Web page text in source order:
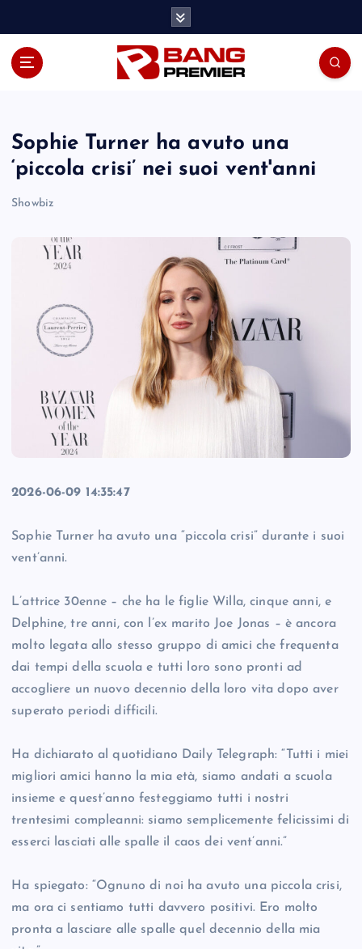
Sophie Turner ha avuto una
‘piccola crisi’ nei suoi vent'anni
Showbiz
2026-06-09 14:35:47
Sophie Turner ha avuto una “piccola crisi” durante i suoi
vent’anni.
L’attrice 30enne – che ha le figlie Willa, cinque anni, e
Delphine, tre anni, con l’ex marito Joe Jonas – è ancora
molto legata allo stesso gruppo di amici che frequenta
dai tempi della scuola e tutti loro sono pronti ad
accogliere un nuovo decennio della loro vita dopo aver
superato periodi difficili.
Ha dichiarato al quotidiano Daily Telegraph: “Tutti i miei
migliori amici hanno la mia età, siamo andati a scuola
insieme e quest’anno festeggiamo tutti i nostri
trentesimi compleanni: siamo semplicemente felicissimi di
esserci lasciati alle spalle il caos dei vent’anni.”
Ha spiegato: “Ognuno di noi ha avuto una piccola crisi,
ma ora ci sentiamo tutti davvero positivi. Ero molto
pronta a lasciare alle spalle quel decennio della mia